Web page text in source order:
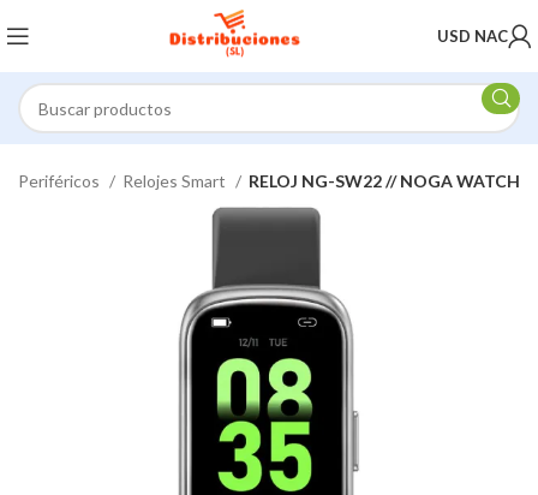
USD NAC
Periféricos Relojes Smart RELOJ NG-SW22 // NOGA WATCH